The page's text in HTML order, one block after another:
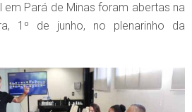
em Pará de Minas foram abertas na
1º de junho, no plenarinho da